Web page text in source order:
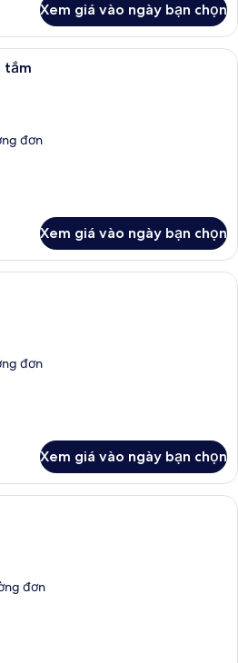
Xem giá vào ngày bạn chọn
tắm
đơn
Xem giá vào ngày bạn chọn
đơn
Xem giá vào ngày bạn chọn
đơn